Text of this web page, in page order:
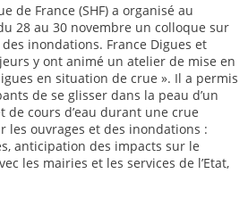
de France (SHF) a organisé au
28 au 30 novembre un colloque sur
inondations. France Digues et
y ont animé un atelier de mise en
en situation de crue ». Il a permis
de se glisser dans la peau d’un
de cours d’eau durant une crue
les ouvrages et des inondations :
anticipation des impacts sur le
les mairies et les services de l’Etat,